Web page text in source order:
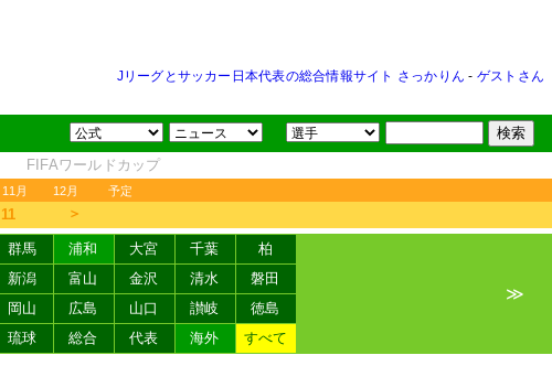
Jリーグとサッカー日本代表の総合情報サイト さっかりん - ゲストさん
FIFAワールドカップ
11月 12月 予定
11 ＞
群馬 浦和 大宮 千葉
柏
新潟 富山 金沢 清水
磐田
岡山 広島 山口 讃岐
徳島
琉球 総合 代表 海外 すべて
≫